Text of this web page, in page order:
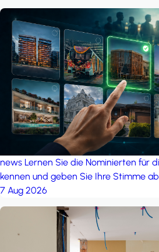
news Lernen Sie die Nominierten für
kennen und geben Sie Ihre Stimme ab
7 Aug 2026